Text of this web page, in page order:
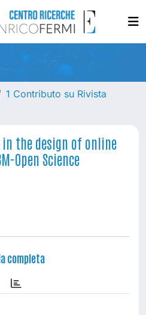
1 Contributo su Rivista
the design of online
Open Science
completa